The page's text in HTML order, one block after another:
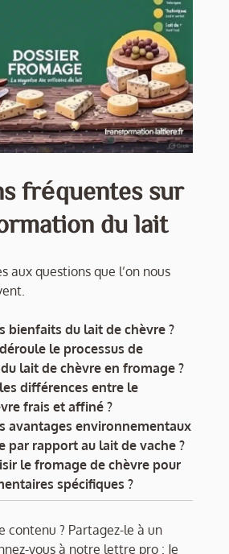
fréquentes sur
du lait
aux questions que l’on nous
bienfaits du lait de chèvre ?
le processus de
lait de chèvre en fromage ?
différences entre le
frais et affiné ?
avantages environnementaux
par rapport au lait de vache ?
le fromage de chèvre pour
spécifiques ?
contenu ? Partagez-le à un
vous à notre lettre pro : Je